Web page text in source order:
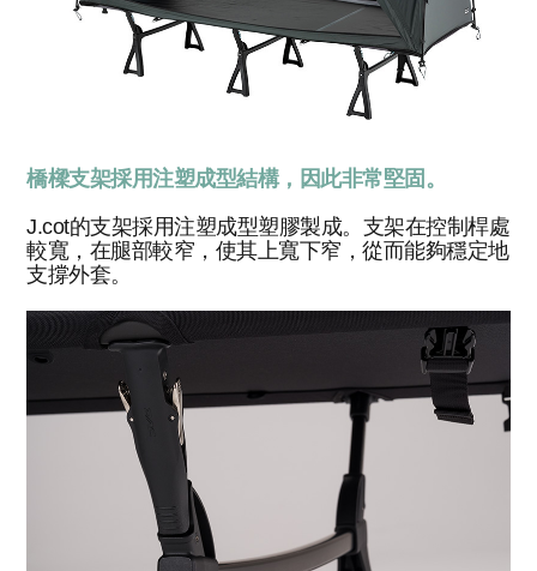
橋樑支架採用注塑成型結構，因此非常堅固。
J.cot的支架採用注塑成型塑膠製成。支架在控制桿處
較寬，在腿部較窄，使其上寬下窄，從而能夠穩定地
支撐外套。